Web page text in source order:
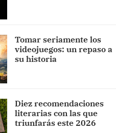
Tomar seriamente los
videojuegos: un repaso a
su historia
Diez recomendaciones
literarias con las que
triunfarás este 2026